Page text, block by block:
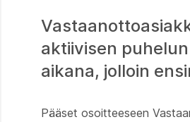
aktiivisen
aikana, jolloin
Pääset osoitteeseen